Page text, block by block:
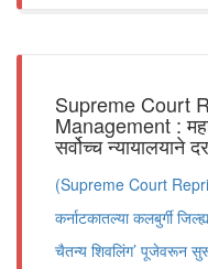
Supreme Court
Management :
सर्वोच्च न्यायालयाने
(Supreme Court
कर्नाटकातल्या कलबुर्गी
चैतन्य शिवलिंग’ पूजेवरून